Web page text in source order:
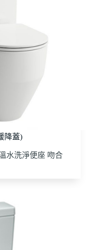
降蓋)
水洗淨便座 吻合